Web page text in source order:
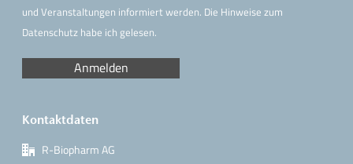
und Veranstaltungen informiert werden. Die Hinweisezum
Datenschutz habe ich gelesen.
Kontaktdaten
R-Biopharm AG